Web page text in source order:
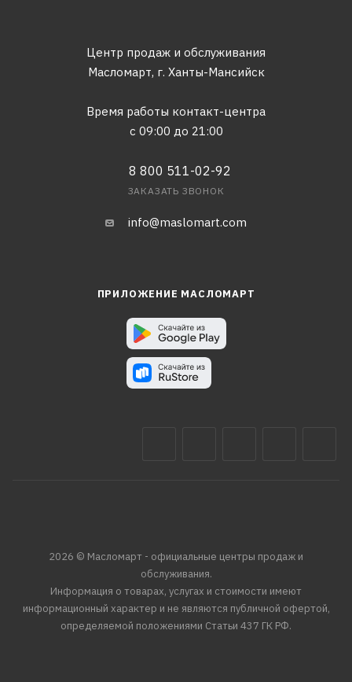
Центр продаж и обслуживания
Масломарт, г. Ханты-Мансийск
Время работы контакт-центра
с 09:00 до 21:00
8 800 511-02-92
ЗАКАЗАТЬ ЗВОНОК
info@maslomart.com
ПРИЛОЖЕНИЕ МАСЛОМАРТ
2026 © Масломарт - официальные центры продаж и
обслуживания.
Информация о товарах, услугах и стоимости имеют
информационный характер и не являются публичной офертой,
определяемой положениями Статьи 437 ГК РФ.